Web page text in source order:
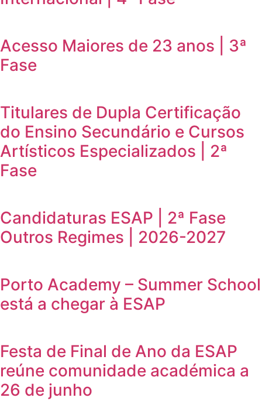
Acesso Maiores de 23 anos | 3ª
Fase
Titulares de Dupla Certificação
do Ensino Secundário e Cursos
Artísticos Especializados | 2ª
Fase
Candidaturas ESAP | 2ª Fase
Outros Regimes | 2026-2027
Porto Academy – Summer School
está a chegar à ESAP
Festa de Final de Ano da ESAP
reúne comunidade académica a
26 de junho